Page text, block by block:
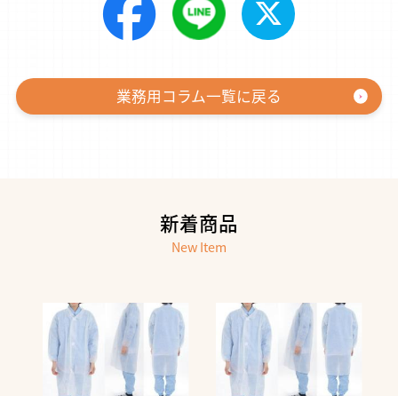
業務用コラム一覧に戻る
新着商品
New Item